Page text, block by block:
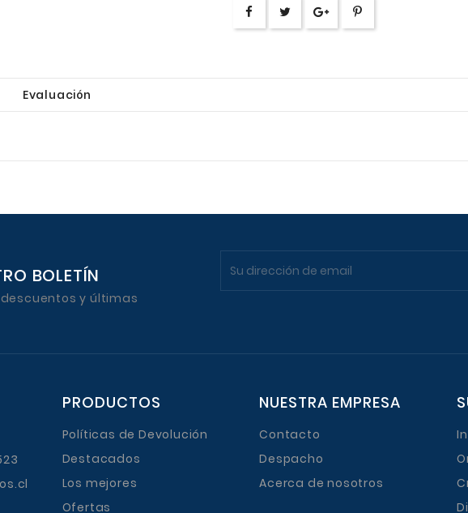
Evaluación
BOLETÍN
y últimas
PRODUCTOS
Políticas de Devolución
Destacados
Los mejores
Ofertas
NUESTRA EMPRESA
Contacto
Despacho
Acerca de nosotros